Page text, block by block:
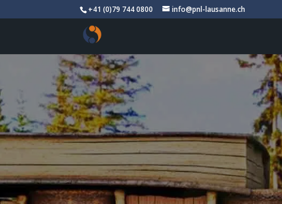
+41 (0)79 744 0800 info@pnl-lausanne.ch